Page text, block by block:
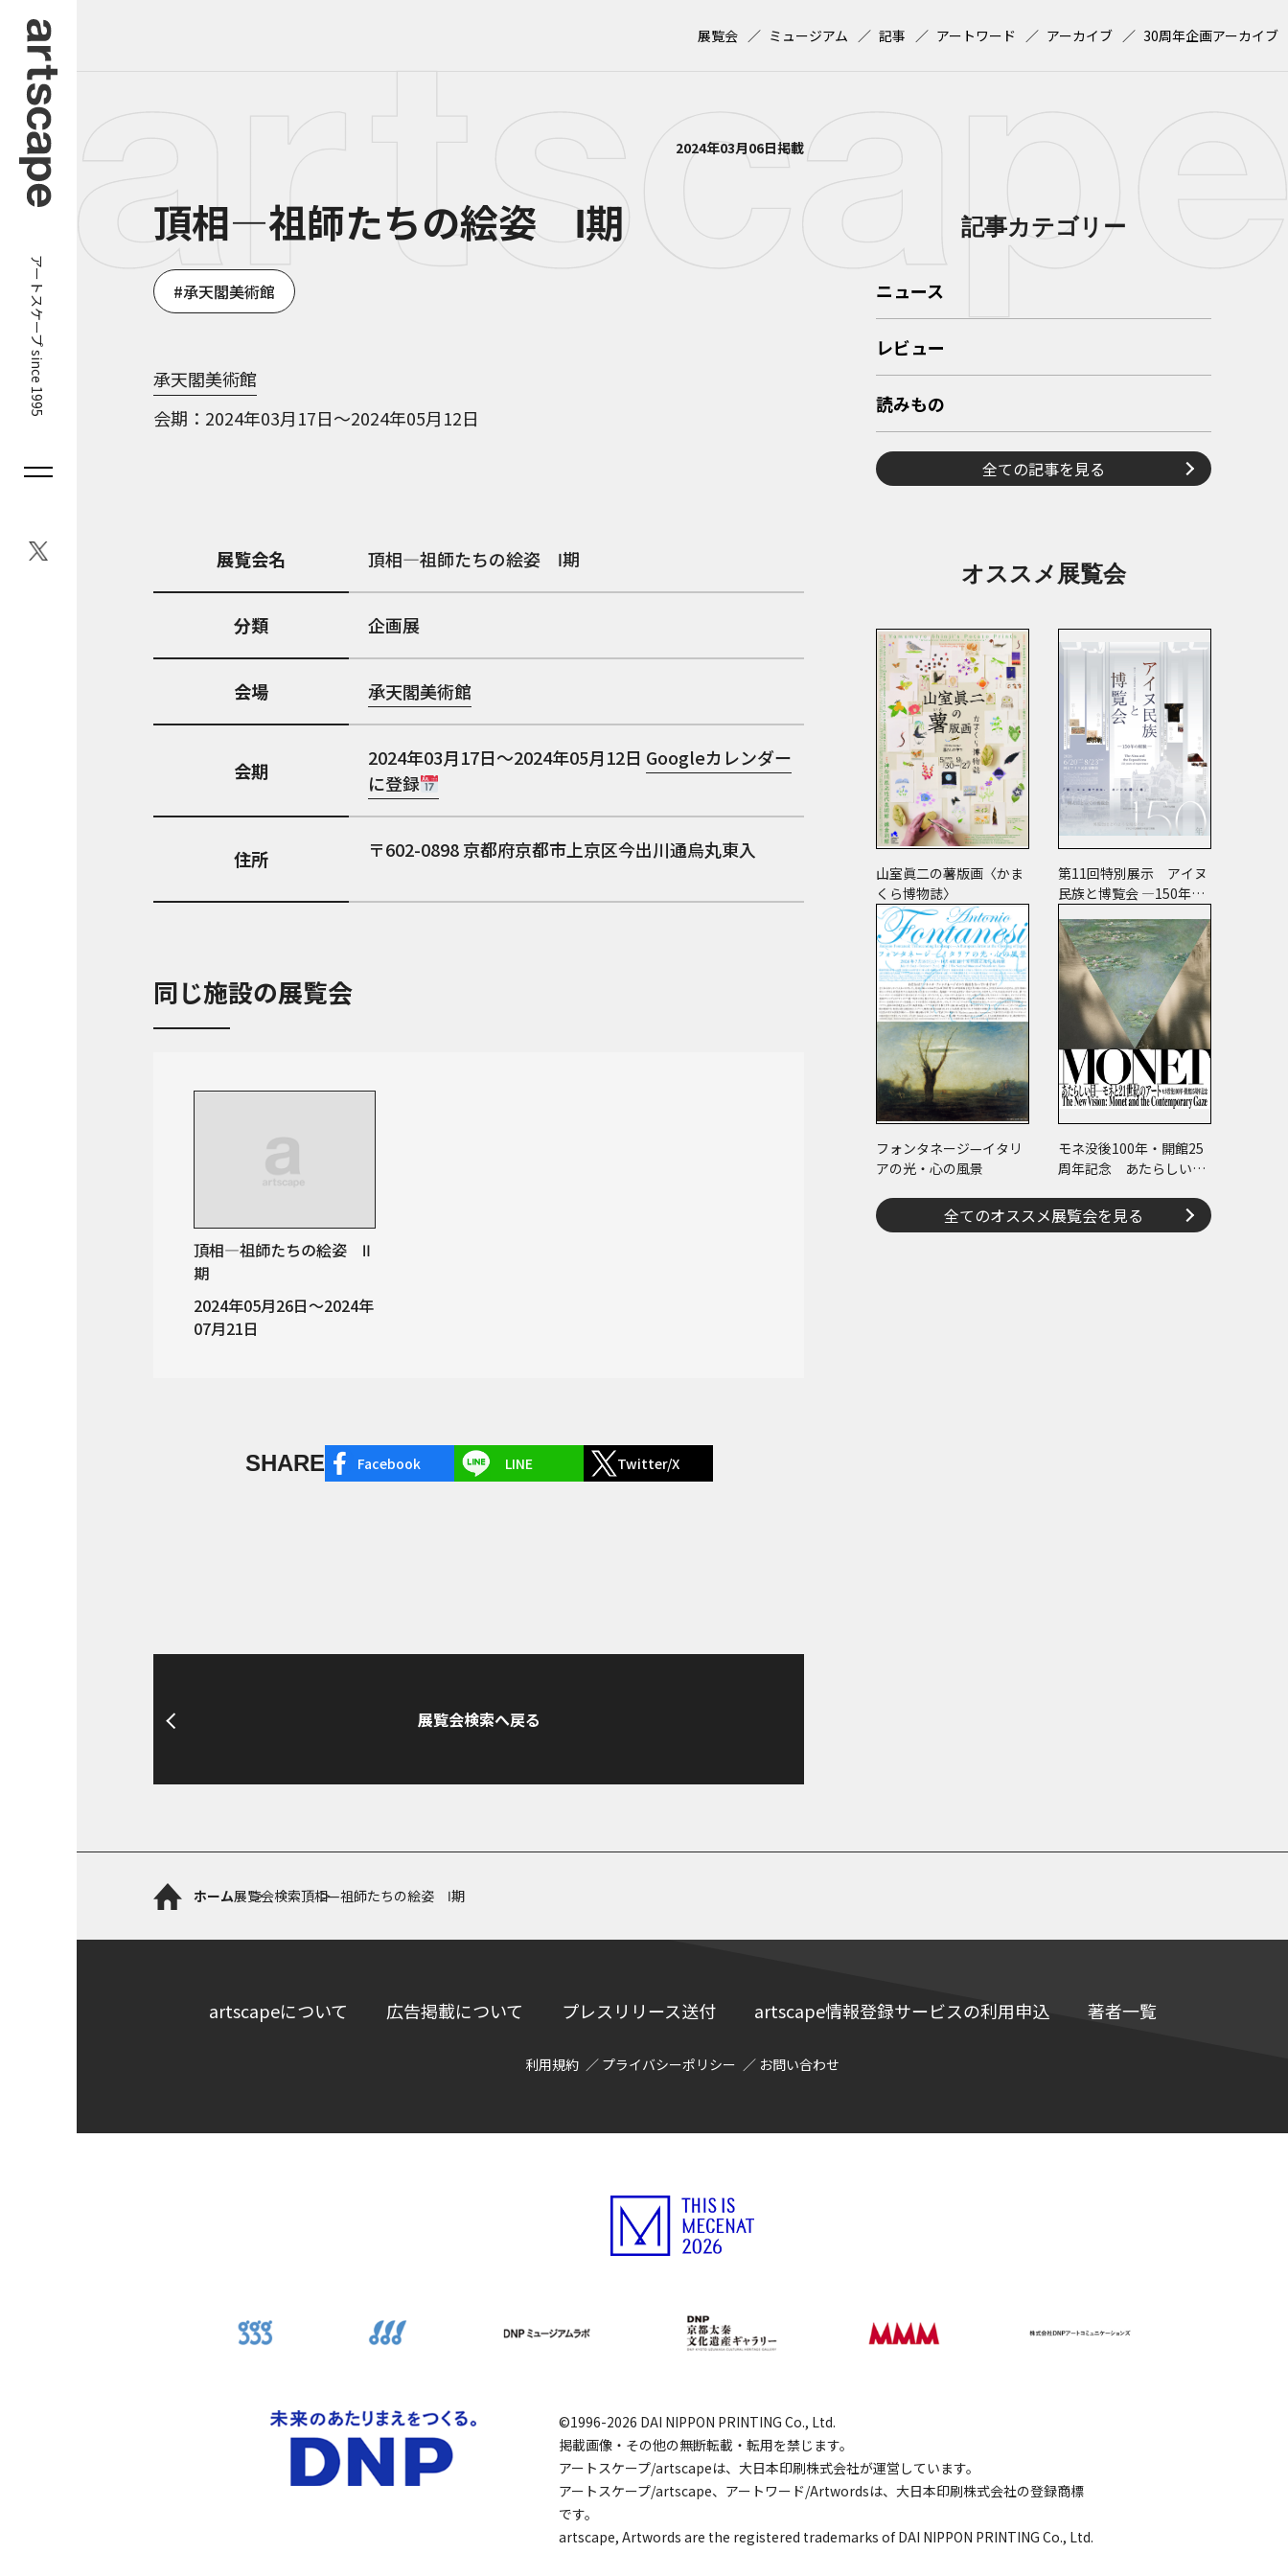
アートスケープ since 1995
展覧会 ミュージアム 記事 アートワード アーカイブ 30周年企画アーカイブ
2024年03月06日掲載
頂相—祖師たちの絵姿 Ⅰ期
承天閣美術館
承天閣美術館
会期
2024年03月17日～2024年05月12日
展覧会名 頂相—祖師たちの絵姿 Ⅰ期
分類 企画展
会場 承天閣美術館
会期
2024年03月17日～2024年05月12日 Googleカレンダー
に登録
住所 602-0898 京都府京都市上京区今出川通烏丸東入
同じ施設の展覧会
頂相—祖師たちの絵姿 Ⅱ
期
2024年05月26日～2024年
07月21日
SHARE Facebook LINE Twitter/X
展覧会検索へ戻る
記事カテゴリー
ニュース
レビュー
読みもの
全ての記事を見る
オススメ展覧会
山室眞二の薯版画〈かま
くら博物誌〉
第11回特別展示 アイヌ
民族と博覧会 ―150年の
フォンタネージ—イタリ
アの光・心の風景
モネ没後100年・開館25
周年記念 あたらしい目
全てのオススメ展覧会を見る
ホーム展覧会検索頂相—祖師たちの絵姿 Ⅰ期
artscapeについて 広告掲載について プレスリリース送付 artscape情報登録サービスの利用申込 著者一覧
利用規約 プライバシーポリシー お問い合わせ
©1996-2026 DAI NIPPON PRINTING Co., Ltd.
掲載画像・その他の無断転載・転用を禁じます。
アートスケープ/artscapeは、大日本印刷株式会社が運営しています。
アートスケープ/artscape、アートワード/Artwordsは、大日本印刷株式会社の登録商標
です。
artscape, Artwords are the registered trademarks of DAI NIPPON PRINTING Co., Ltd.